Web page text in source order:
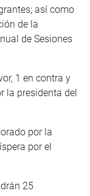
así como
de la
de Sesiones
1 en contra y
la presidenta del
por la
por el
25